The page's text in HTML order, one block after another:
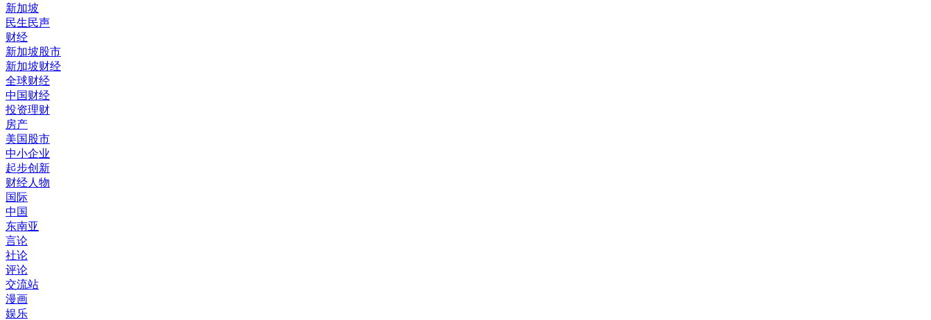
新加坡
民生民声
财经
新加坡股市
新加坡财经
全球财经
中国财经
投资理财
房产
美国股市
中小企业
起步创新
财经人物
国际
中国
东南亚
言论
社论
评论
交流站
漫画
娱乐